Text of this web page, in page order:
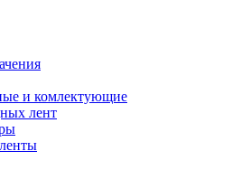
и комлектующие
лент